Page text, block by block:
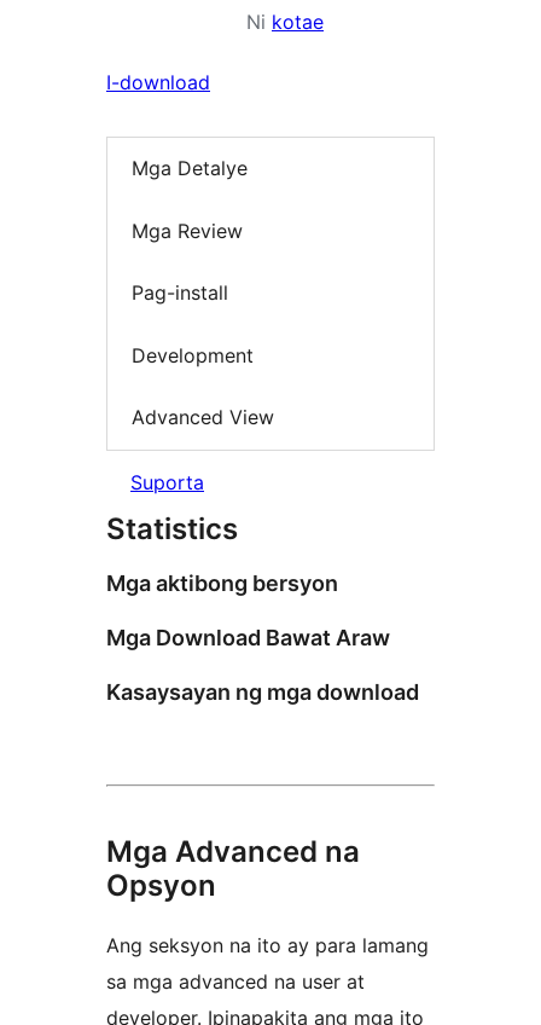
Ni kotae
I-download
Mga Detalye
Mga Review
Pag-install
Development
Advanced View
Suporta
Statistics
Mga aktibong bersyon
Mga Download Bawat Araw
Kasaysayan ng mga download
Mga Advanced na
Opsyon
Ang seksyon na ito ay para lamang
sa mga advanced na user at
developer. Ipinapakita ang mga ito